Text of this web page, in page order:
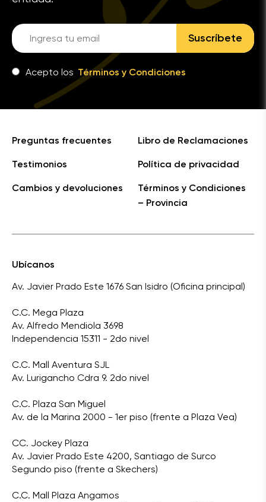
Suscríbete
Acepto los Términos y Condiciones
Preguntas frecuentes
Testimonios
Cambios y devoluciones
Libro de Reclamaciones
Política de privacidad
Términos y Condiciones
– Provincia
Ubícanos
Av. Javier Prado Este 1676 San Isidro (Oficina principal)
C.C. Mega Plaza
Av. Alfredo Mendiola 3698
Independencia 15311 - 2do nivel
C.C. Mall Aventura SJL
Av. Lurigancho Cdra 9. 2do nivel
C.C. Plaza San Miguel
Av. de la Marina 2000 - 1er piso (frente a Plaza Vea)
CC. Jockey Plaza
Av. Javier Prado Este 4200, Santiago de Surco
Segundo piso (frente a Skechers)
C.C. Mall Plaza Angamos